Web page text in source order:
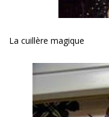
La cuillère magique